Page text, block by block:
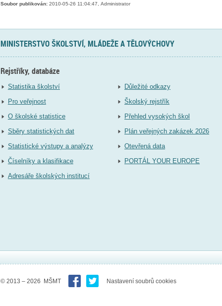
Soubor publikován:2010-05-26 11:04:47, Administrator
MINISTERSTVO ŠKOLSTVÍ, MLÁDEŽE A TĚLOVÝCHOVY
Rejstříky, databáze
Statistika školství
Pro veřejnost
O školské statistice
Sběry statistických dat
Statistické výstupy a analýzy
Číselníky a klasifikace
Adresáře školských institucí
Důležité odkazy
Školský rejstřík
Přehled vysokých škol
Plán veřejných zakázek 2026
Otevřená data
PORTÁL YOUR EUROPE
© 2013 – 2026 MŠMT Nastavení soubrů cookies